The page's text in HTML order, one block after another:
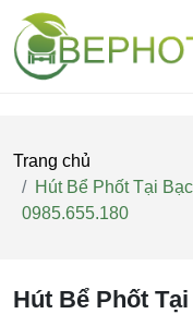
Trang chủ
Hút Bể Phốt Tại
0985.655.180
Hút Bể Phốt